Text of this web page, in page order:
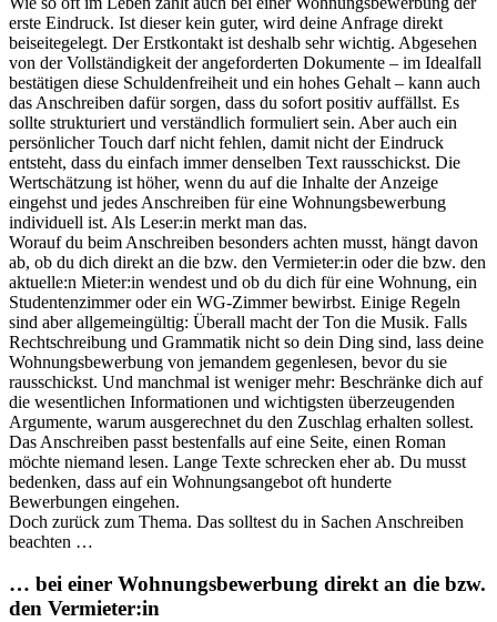
erste Eindruck. Ist dieser kein guter, wird deine Anfrage direkt
beiseitegelegt. Der Erstkontakt ist deshalb sehr wichtig. Abgesehen
von der Vollständigkeit der angeforderten Dokumente – im Idealfall
bestätigen diese Schuldenfreiheit und ein hohes Gehalt – kann auch
das Anschreiben dafür sorgen, dass du sofort positiv auffällst. Es
sollte strukturiert und verständlich formuliert sein. Aber auch ein
persönlicher Touch darf nicht fehlen, damit nicht der Eindruck
entsteht, dass du einfach immer denselben Text rausschickst. Die
Wertschätzung ist höher, wenn du auf die Inhalte der Anzeige
eingehst und jedes Anschreiben für eine Wohnungsbewerbung
individuell ist. Als Leser:in merkt man das.
Worauf du beim Anschreiben besonders achten musst, hängt davon
ab, ob du dich direkt an die bzw. den Vermieter:in oder die bzw. den
aktuelle:n Mieter:in wendest und ob du dich für eine Wohnung, ein
Studentenzimmer oder ein WG-Zimmer bewirbst. Einige Regeln
sind aber allgemeingültig: Überall macht der Ton die Musik. Falls
Rechtschreibung und Grammatik nicht so dein Ding sind, lass deine
Wohnungsbewerbung von jemandem gegenlesen, bevor du sie
rausschickst. Und manchmal ist weniger mehr: Beschränke dich auf
die wesentlichen Informationen und wichtigsten überzeugenden
Argumente, warum ausgerechnet du den Zuschlag erhalten sollest.
Das Anschreiben passt bestenfalls auf eine Seite, einen Roman
möchte niemand lesen. Lange Texte schrecken eher ab. Du musst
bedenken, dass auf ein Wohnungsangebot oft hunderte
Bewerbungen eingehen.
Doch zurück zum Thema. Das solltest du in Sachen Anschreiben
beachten …
… bei einer Wohnungsbewerbung direkt an die bzw.
den Vermieter:in